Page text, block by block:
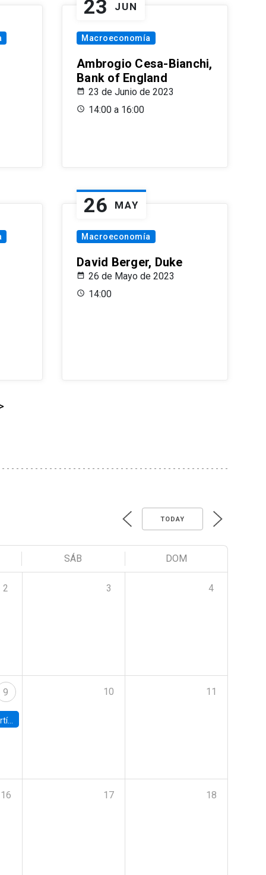
23 JUN
Macroeconomía
Ambrogio Cesa-Bianchi,
Bank of England
23 de Junio de 2023
14:00 a 16:00
26 MAY
Macroeconomía
David Berger, Duke
26 de Mayo de 2023
14:00
TODAY
SÁB DOM
2 3 4
9
UC
10 11
16 17 18